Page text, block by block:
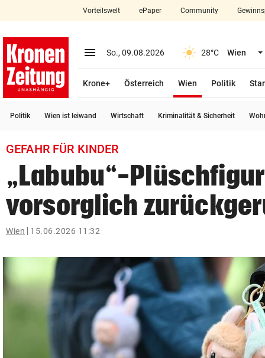
closeSchließen
account_circle Anmelden
arrow_right
bookmark
search
Suchbegriff
eingeben
© Krone Multimedia GmbH & Co KG 2026
Muthgasse 2, 1190 Wien
Vorteilswelt ePaper Community
menu Menü aufklappen
So., 09.08.2026 28°C Wien
Krone+ Österreich Wien
Politik
Politik Wien ist leiwand Wirtschaft Kriminalität & Sicherheit
GEFAHR FÜR KINDER
„Labubu“-Plüschfigur
vorsorglich
Wien 15.06.2026 11:32